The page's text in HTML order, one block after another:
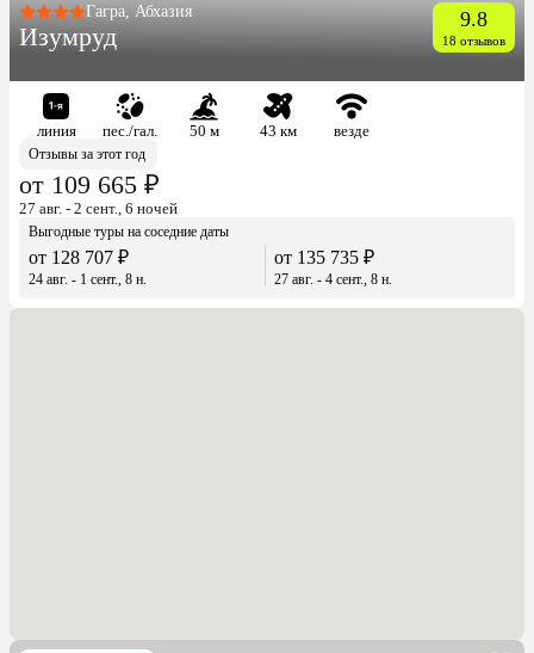
Гагра, Абхазия
Изумруд
9.8
18 отзывов
линия пес./гал. 50 м 43 км
везде
Отзывы за этот год
от 109 665 ₽
27 авг. - 2 сент., 6 ночей
Выгодные туры на соседние даты
от 128 707 ₽
24 авг. - 1 сент., 8 н.
от 135 735 ₽
27 авг. - 4 сент., 8 н.